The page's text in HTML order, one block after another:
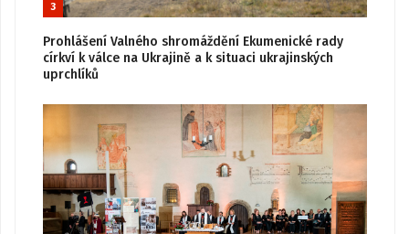
3
Prohlášení Valného shromáždění Ekumenické rady
církví k válce na Ukrajině a k situaci ukrajinských
uprchlíků